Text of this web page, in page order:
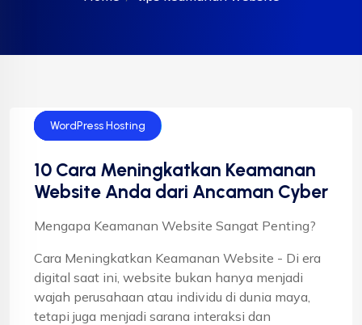
Technology
Website
WordPress Hosting
10 Cara Meningkatkan Keamanan
Website Anda dari Ancaman Cyber
Mengapa Keamanan Website Sangat Penting?
Cara Meningkatkan Keamanan Website - Di era
digital saat ini, website bukan hanya menjadi
wajah perusahaan atau individu di dunia maya,
tetapi juga menjadi sarana interaksi dan